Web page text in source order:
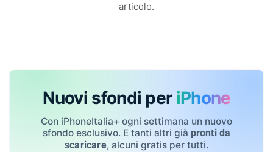
articolo.
Nuovi sfondi per iPhone
Con iPhoneItalia+ ogni settimana un nuovo
sfondo esclusivo. E tanti altri già pronti da
scaricare, alcuni gratis per tutti.